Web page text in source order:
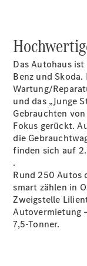
Das Autohaus
Benz und
Wartung/
und das „Junge
Gebrauchten
Fokus gerückt.
die
finden sich auf
.
Rund 250 Autos
smart zählen in
Zweigstelle
Autovermietung
7,5-Tonner.